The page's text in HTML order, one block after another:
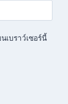
เบราว์เซอร์นี้